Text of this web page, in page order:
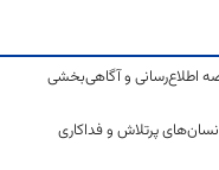
اطلاع‌رسانی و آگاهی‌بخشی
پرتلاش و فداکاری